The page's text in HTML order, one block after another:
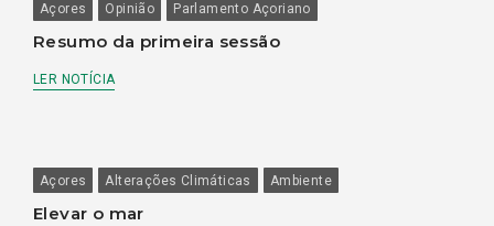
Açores Opinião Parlamento Açoriano
Resumo da primeira sessão
LER NOTÍCIA
Açores Alterações Climáticas Ambiente
Elevar o mar